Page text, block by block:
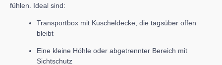
fühlen. Ideal sind:
Transportbox mit Kuscheldecke, die tagsüber offen
bleibt
Eine kleine Höhle oder abgetrennter Bereich mit
Sichtschutz